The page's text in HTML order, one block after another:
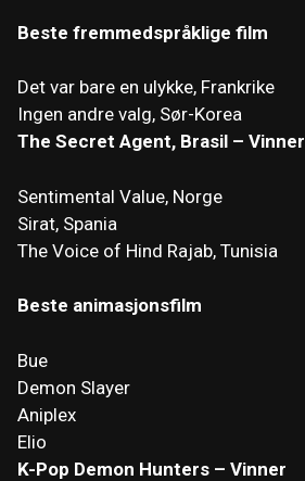
Beste fremmedspråklige film
Det var bare en ulykke, Frankrike
Ingen andre valg, Sør-Korea
The Secret Agent, Brasil – Vinner
Sentimental Value, Norge
Sirat, Spania
The Voice of Hind Rajab, Tunisia
Beste animasjonsfilm
Bue
Demon Slayer
Aniplex
Elio
K-Pop Demon Hunters – Vinner